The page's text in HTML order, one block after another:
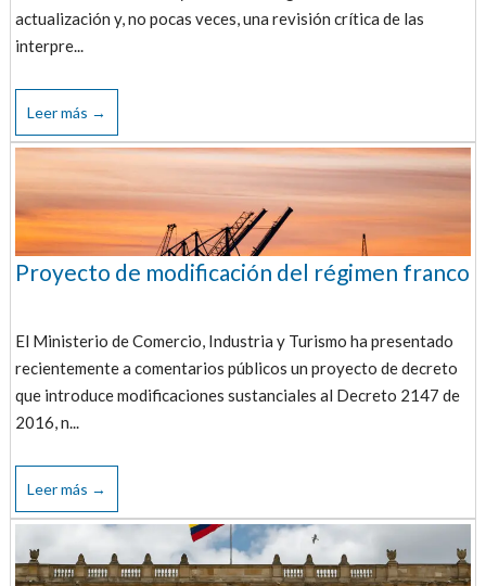
actualización y, no pocas veces, una revisión crítica de las
interpre...
Leer más →
Proyecto de modificación del régimen franco
El Ministerio de Comercio, Industria y Turismo ha presentado
recientemente a comentarios públicos un proyecto de decreto
que introduce modificaciones sustanciales al Decreto 2147 de
2016, n...
Leer más →